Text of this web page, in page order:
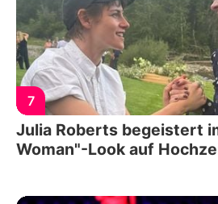
7
Julia Roberts begeistert
Woman"-Look auf